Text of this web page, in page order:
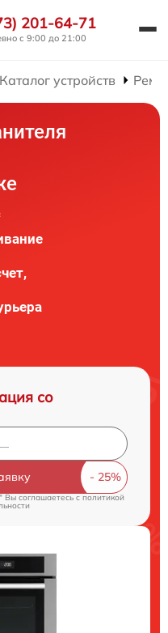
201-64-71
с 9:00 до 21:00
Каталог устройств
со
Вы соглашаетесь cполитикой